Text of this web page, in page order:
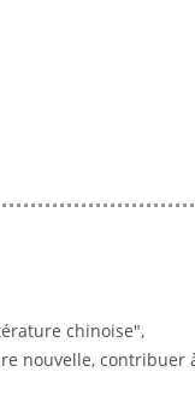
chinoise",
nouvelle, contribuer